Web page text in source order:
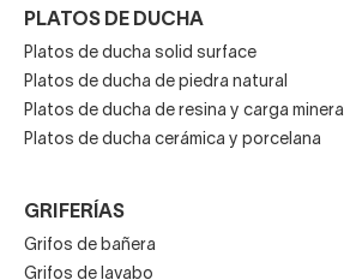
PLATOS DE DUCHA
Platos de ducha solid surface
Platos de ducha de piedra natural
Platos de ducha de resina y carga mineral
Platos de ducha cerámica y porcelana
GRIFERÍAS
Grifos de bañera
Grifos de lavabo